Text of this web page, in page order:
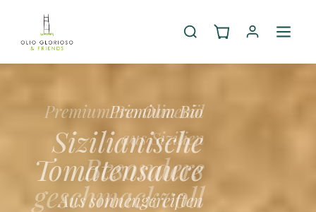
Premium Bio
Sizilianische
Tomatensauce
Aus sonnengereiften